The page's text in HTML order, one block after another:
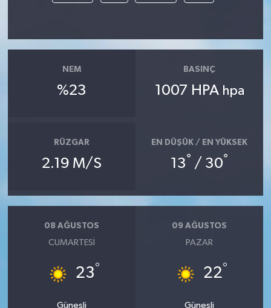
NEM
%23
BASINÇ
1007 HPA hpa
RÜZGAR
2.19 M/S
EN DÜŞÜK / EN YÜKSEK
13° / 30°
08 AĞUSTOS
CUMARTESI
23°
Güneşli
09 AĞUSTOS
PAZAR
22°
Güneşli
Ulusal